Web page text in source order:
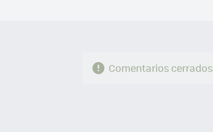
Comentarios cerrados